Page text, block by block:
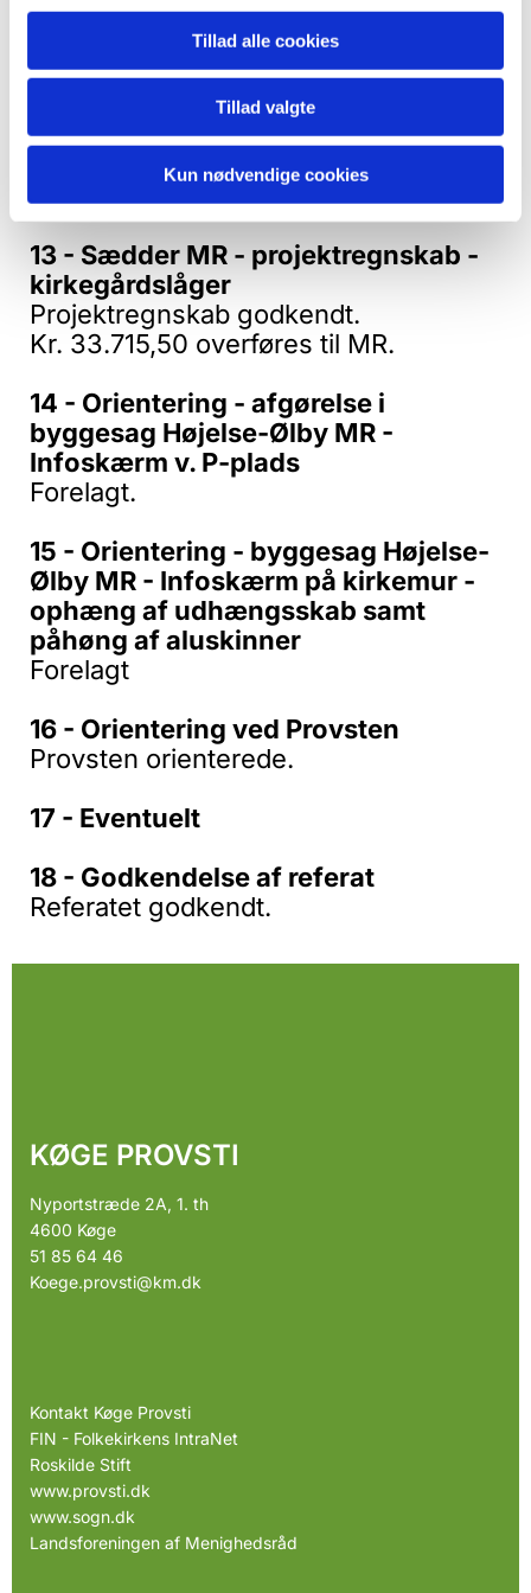
Tillad alle cookies
Tillad valgte
Kun nødvendige cookies
Projektregnskab godkendt
Kr. 60.875 overføres til MR.
12 - Ejby MR - Projektregnskab ny
kirkebælg i Ejby kirke
Projektregnskab godkendt.
Kr. 66.925 overføres til MR.
13 - Sædder MR - projektregnskab -
kirkegårdslåger
Projektregnskab godkendt.
Kr. 33.715,50 overføres til MR.
14 - Orientering - afgørelse i
byggesag Højelse-Ølby MR -
Infoskærm v. P-plads
Forelagt.
15 - Orientering - byggesag Højelse-
Ølby MR - Infoskærm på kirkemur -
ophæng af udhængsskab samt
påhøng af aluskinner
Forelagt
16 - Orientering ved Provsten
Provsten orienterede.
17 - Eventuelt
18 - Godkendelse af referat
Referatet godkendt.
KØGE PROVSTI
Nyportstræde 2A, 1. th
4600 Køge
51 85 64 46
Koege.provsti@km.dk
Kontakt Køge Provsti
FIN - Folkekirkens IntraNet
Roskilde Stift
www.provsti.dk
www.sogn.dk
Landsforeningen af Menighedsråd